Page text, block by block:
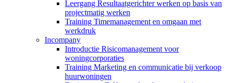
Leergang Resultaatgerichter werken op basis van
projectmatig werken
Training Timemanagement en omgaan met
werkdruk
Incompany
Introductie Risicomanagement voor
woningcorporaties
Training Marketing en communicatie bij verkoop
huurwoningen